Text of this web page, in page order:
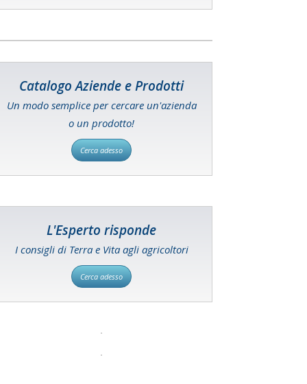
Catalogo Aziende e Prodotti
Un modo semplice per cercare un'azienda
o un prodotto!
Cerca adesso
L'Esperto risponde
I consigli di Terra e Vita agli agricoltori
Cerca adesso